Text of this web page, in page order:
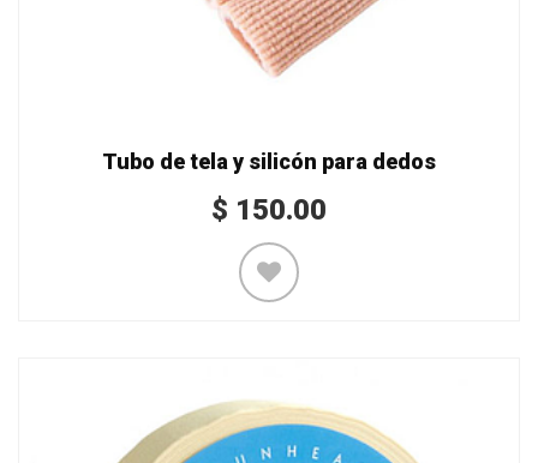
Tubo de tela y silicón para dedos
$ 150.00